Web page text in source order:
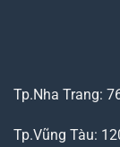
Tp.Nha Trang:
Tp.Vũng Tàu: